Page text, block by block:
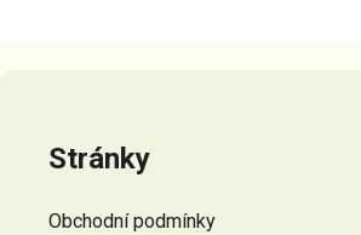
Stránky
Obchodní podmínky